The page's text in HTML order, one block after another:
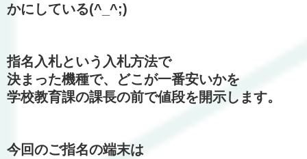
かにしている(^_^;)
指名入札という入札方法で
決まった機種で、どこが一番安いかを
学校教育課の課長の前で値段を開示します。
今回のご指名の端末は